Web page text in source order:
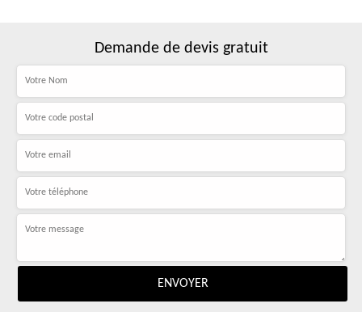
Demande de devis gratuit